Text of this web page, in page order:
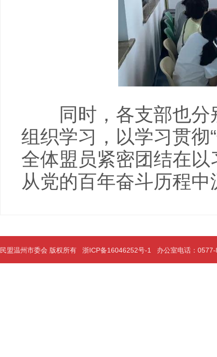
同时，各支部也分
组织学习，以学习贯彻
全体盟员紧密团结在
从党的百年奋斗历程
民盟温州市委会 版权所有 浙ICP备16046252号-1 办公室电话：